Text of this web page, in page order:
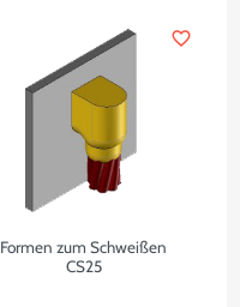
Formen zum Schweißen
CS25
favorite_border